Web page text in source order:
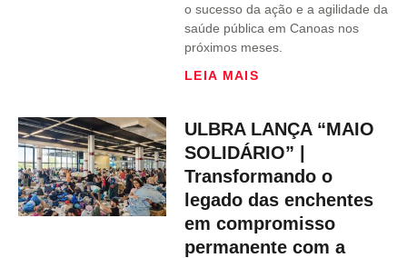
o sucesso da ação e a agilidade da
saúde pública em Canoas nos
próximos meses.
LEIA MAIS
ULBRA LANÇA “MAIO
SOLIDÁRIO” |
Transformando o
legado das enchentes
em compromisso
permanente com a